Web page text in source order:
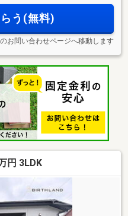
う(無料)
お問い合わせページへ移動します
円 3LDK